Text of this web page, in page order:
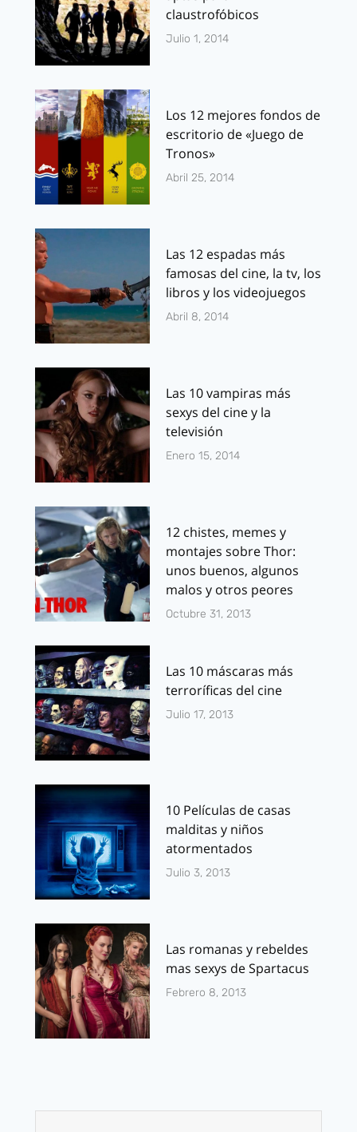
claustrofóbicos
Julio 1, 2014
Los 12 mejores fondos de
escritorio de «Juego de
Tronos»
Abril 25, 2014
Las 12 espadas más
famosas del cine, la tv, los
libros y los videojuegos
Abril 8, 2014
Las 10 vampiras más
sexys del cine y la
televisión
Enero 15, 2014
12 chistes, memes y
montajes sobre Thor:
unos buenos, algunos
malos y otros peores
Octubre 31, 2013
Las 10 máscaras más
terroríficas del cine
Julio 17, 2013
10 Películas de casas
malditas y niños
atormentados
Julio 3, 2013
Las romanas y rebeldes
mas sexys de Spartacus
Febrero 8, 2013